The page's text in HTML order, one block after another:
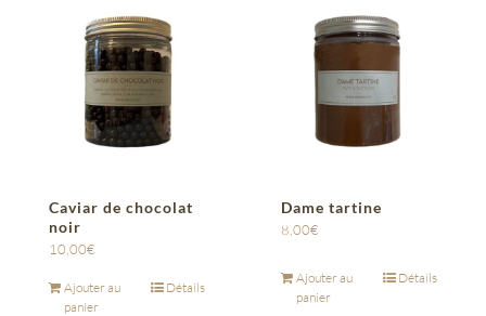
Caviar de chocolat
noir
10,00€
Ajouter au
panier
Détails
Dame tartine
8,00€
Ajouter au
panier
Détails